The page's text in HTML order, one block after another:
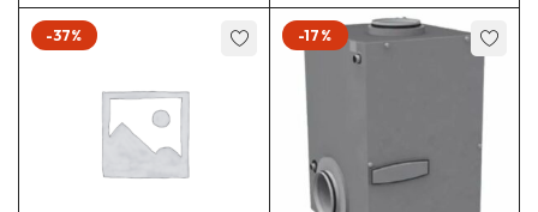
-37% -17%